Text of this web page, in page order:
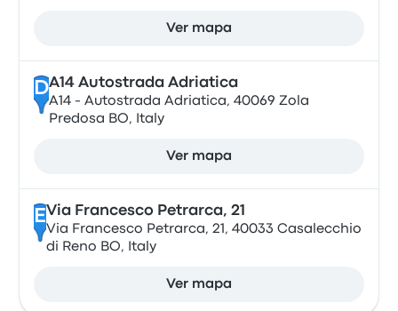
Ver mapa
DA14 Autostrada Adriatica
A14 - Autostrada Adriatica, 40069 Zola
Predosa BO, Italy
Ver mapa
EVia Francesco Petrarca, 21
Via Francesco Petrarca, 21, 40033 Casalecchio
di Reno BO, Italy
Ver mapa